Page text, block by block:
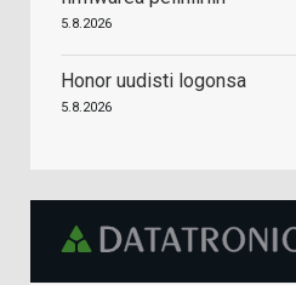
5.8.2026
Honor uudisti logonsa
5.8.2026